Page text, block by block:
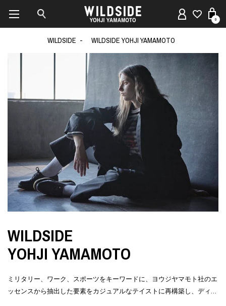
0
WILDSIDE WILDSIDE YOHJI YAMAMOTO
WILDSIDE
YOHJI YAMAMOTO
ミリタリー、ワーク、スポーツをキーワードに、ヨウジヤマモト社のエ
ッセンスから抽出した要素をカジュアルなテイストに再構築し、ディテ